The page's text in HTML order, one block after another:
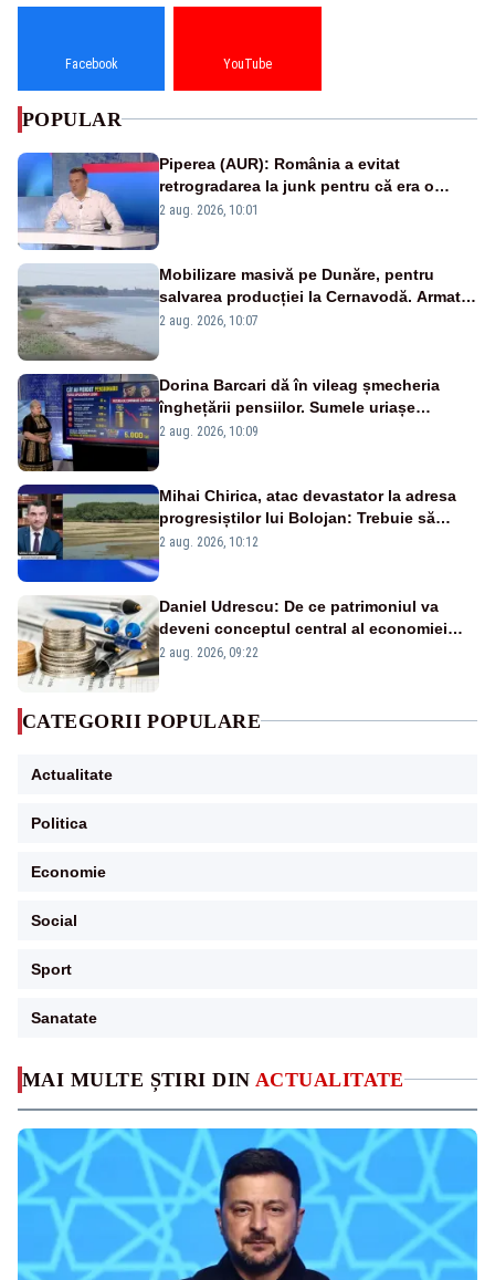
MAI MULTE ȘTIRI DIN ACTUALITATE
Facebook YouTube
POPULAR
Piperea (AUR): România a evitat
retrogradarea la junk pentru că era o
catastrofă pentru bănci și fondurile de
2 aug. 2026, 10:01
Mobilizare masivă pe Dunăre, pentru
salvarea producției la Cernavodă. Armata
va detona o stâncă și va devia apa
2 aug. 2026, 10:07
Dorina Barcari dă în vileag șmecheria
înghețării pensiilor. Sumele uriașe
pierdute de fiecare român
2 aug. 2026, 10:09
Mihai Chirica, atac devastator la adresa
progresiștilor lui Bolojan: Trebuie să
protejăm și natura, dar nu șținem omaneii
2 aug. 2026, 10:12
Daniel Udrescu: De ce patrimoniul va
deveni conceptul central al economiei
viitoare?
2 aug. 2026, 09:22
CATEGORII POPULARE
Actualitate
Politica
Economie
Social
Sport
Sanatate